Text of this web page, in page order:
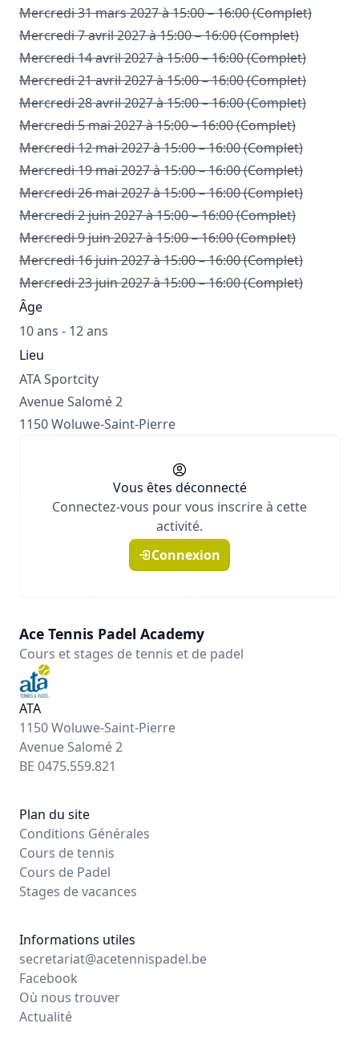
Mercredi 31 mars 2027 à 15:00 – 16:00 (Complet)
Mercredi 7 avril 2027 à 15:00 – 16:00 (Complet)
Mercredi 14 avril 2027 à 15:00 – 16:00 (Complet)
Mercredi 21 avril 2027 à 15:00 – 16:00 (Complet)
Mercredi 28 avril 2027 à 15:00 – 16:00 (Complet)
Mercredi 5 mai 2027 à 15:00 – 16:00 (Complet)
Mercredi 12 mai 2027 à 15:00 – 16:00 (Complet)
Mercredi 19 mai 2027 à 15:00 – 16:00 (Complet)
Mercredi 26 mai 2027 à 15:00 – 16:00 (Complet)
Mercredi 2 juin 2027 à 15:00 – 16:00 (Complet)
Mercredi 9 juin 2027 à 15:00 – 16:00 (Complet)
Mercredi 16 juin 2027 à 15:00 – 16:00 (Complet)
Mercredi 23 juin 2027 à 15:00 – 16:00 (Complet)
Âge
10 ans - 12 ans
Lieu
ATA Sportcity
Avenue Salomé 2
1150 Woluwe-Saint-Pierre
Vous êtes déconnecté
Connectez-vous pour vous inscrire à cette
activité.
Connexion
Ace Tennis Padel Academy
Cours et stages de tennis et de padel
ATA
1150 Woluwe-Saint-Pierre
Avenue Salomé 2
BE 0475.559.821
Plan du site
Conditions Générales
Cours de tennis
Cours de Padel
Stages de vacances
Informations utiles
secretariat@acetennispadel.be
Facebook
Où nous trouver
Actualité